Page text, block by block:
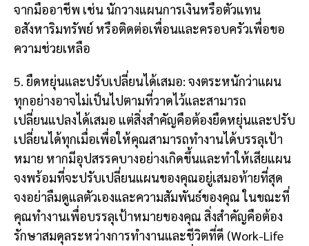
จากมืออาชีพ เช่น นักวางแผนการเงินหรือตัวแทน
อสังหาริมทรัพย์ หรือติดต่อเพื่อนและครอบครัวเพื่อขอ
ความช่วยเหลือ
5. ยืดหยุ่นและปรับเปลี่ยนได้เสมอ: จงตระหนักว่าแผน
ทุกอย่างอาจไม่เป็นไปตามที่วาดไว้และสามารถ
เปลี่ยนแปลงได้เสมอ แต่สิ่งสำคัญคือต้องยืดหยุ่นและปรับ
เปลี่ยนได้ทุกเมื่อเพื่อให้คุณสามารถทำงานได้บรรลุเป้า
หมาย หากมีอุปสรรคบางอย่างเกิดขึ้นและทำให้เสียแผน
จงพร้อมที่จะปรับเปลี่ยนแผนของคุณอยู่เสมอท้ายที่สุด
จงอย่าลืมดูแลตัวเองและความสัมพันธ์ของคุณ ในขณะที่
คุณทำงานเพื่อบรรลุเป้าหมายของคุณ สิ่งสำคัญคือต้อง
รักษาสมดุลระหว่างการทำงานและชีวิตที่ดี (Work-Life